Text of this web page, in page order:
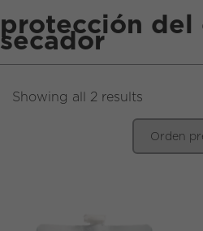
protección del
secador
Showing all 2 results